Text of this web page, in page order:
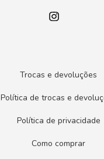
Trocas e devoluções
Política de trocas e
Política de privacidade
Como comprar